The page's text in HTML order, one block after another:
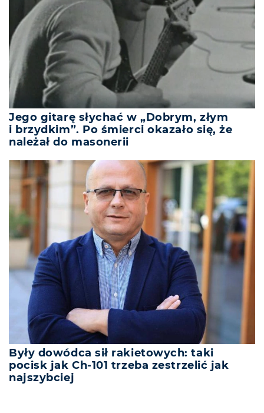
Jego gitarę słychać w „Dobrym, złym
i brzydkim”. Po śmierci okazało się, że
należał do masonerii
Były dowódca sił rakietowych: taki
pocisk jak Ch-101 trzeba zestrzelić jak
najszybciej